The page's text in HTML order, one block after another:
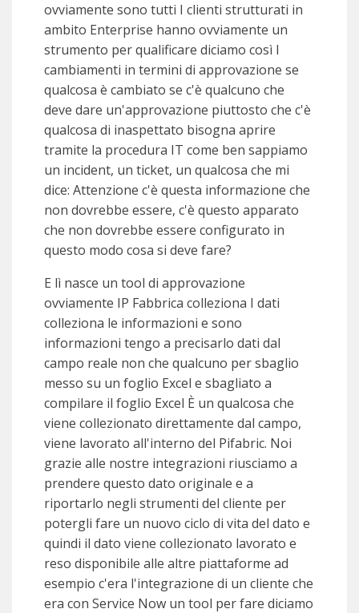
ovviamente sono tutti I clienti strutturati in
ambito Enterprise hanno ovviamente un
strumento per qualificare diciamo così I
cambiamenti in termini di approvazione se
qualcosa è cambiato se c'è qualcuno che
deve dare un'approvazione piuttosto che c'è
qualcosa di inaspettato bisogna aprire
tramite la procedura IT come ben sappiamo
un incident, un ticket, un qualcosa che mi
dice: Attenzione c'è questa informazione che
non dovrebbe essere, c'è questo apparato
che non dovrebbe essere configurato in
questo modo cosa si deve fare?
E lì nasce un tool di approvazione
ovviamente IP Fabbrica colleziona I dati
colleziona le informazioni e sono
informazioni tengo a precisarlo dati dal
campo reale non che qualcuno per sbaglio
messo su un foglio Excel e sbagliato a
compilare il foglio Excel È un qualcosa che
viene collezionato direttamente dal campo,
viene lavorato all'interno del Pifabric. Noi
grazie alle nostre integrazioni riusciamo a
prendere questo dato originale e a
riportarlo negli strumenti del cliente per
potergli fare un nuovo ciclo di vita del dato e
quindi il dato viene collezionato lavorato e
reso disponibile alle altre piattaforme ad
esempio c'era l'integrazione di un cliente che
era con Service Now un tool per fare diciamo